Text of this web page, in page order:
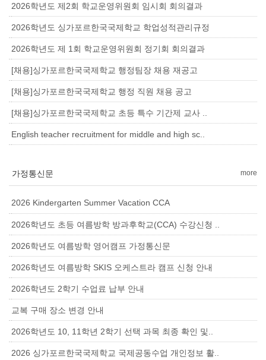
2026학년도 제2회 학교운영위원회 임시회 회의결과
2026학년도 싱가포르한국국제학교 학업성적관리규정
2026학년도 제 1회 학교운영위원회 정기회 회의결과
[채용]싱가포르한국국제학교 행정팀장 채용 재공고
[채용]싱가포르한국국제학교 행정 직원 채용 공고
[채용]싱가포르한국국제학교 초등 특수 기간제 교사 ..
English teacher recruitment for middle and high sc..
가정통신문 more
2026 Kindergarten Summer Vacation CCA
2026학년도 초등 여름방학 방과후학교(CCA) 수강신청 ..
2026학년도 여름방학 영어캠프 가정통신문
2026학년도 여름방학 SKIS 오케스트라 캠프 신청 안내
2026학년도 2학기 수업료 납부 안내
교복 구매 장소 변경 안내
2026학년도 10, 11학년 2학기 선택 과목 최종 확인 및..
2026 싱가포르한국국제학교 국제공동수업 개인정보 활..